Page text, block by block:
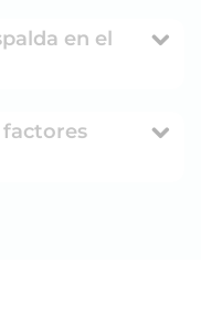
en el
factores